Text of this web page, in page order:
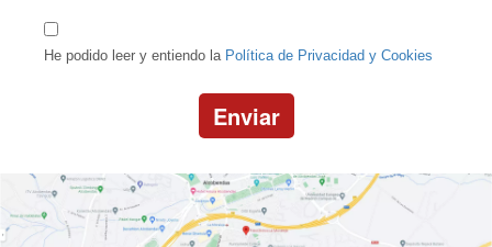
He podido leer y entiendo la Política de Privacidad y Cookies
Enviar